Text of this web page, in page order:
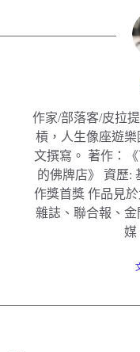
作家/部落客/皮拉
槓，人生像座遊
文撰寫。 著作：
的佛牌店》 資歷:
作獎首獎 作品見
雜誌、聯合報、
媒